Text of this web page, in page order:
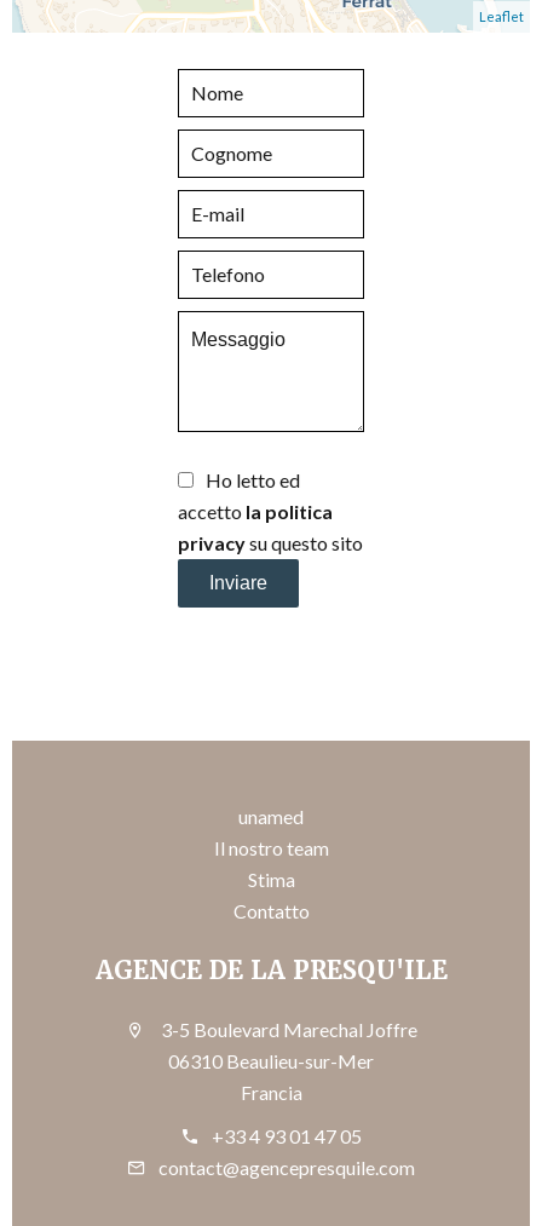
Leaflet
Ho letto ed
accetto la politica
privacysu questo sito
Inviare
unamed
Il nostro team
Stima
Contatto
AGENCE DE LA PRESQU'ILE
3-5 Boulevard Marechal Joffre
06310 Beaulieu-sur-Mer
Francia
+33 4 93 01 47 05
contact@agencepresquile.com